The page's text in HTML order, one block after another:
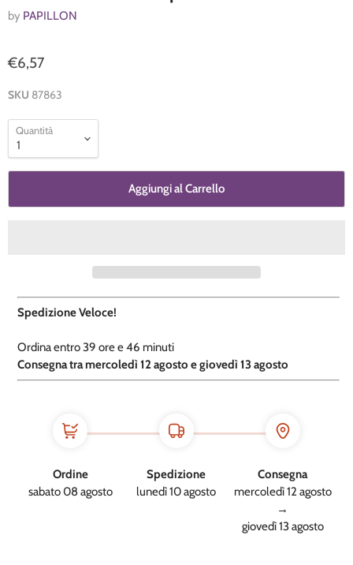
by PAPILLON
€6,57
SKU 87863
Quantità
Aggiungi al Carrello
Spedizione Veloce!
Ordina entro39 ore e46 minuti
​Consegna tra mercoledì 12 agosto e giovedì 13 agosto
Ordine
sabato 08 agosto
Spedizione
lunedì 10 agosto
Consegna
mercoledì 12 agosto
→
giovedì 13 agosto